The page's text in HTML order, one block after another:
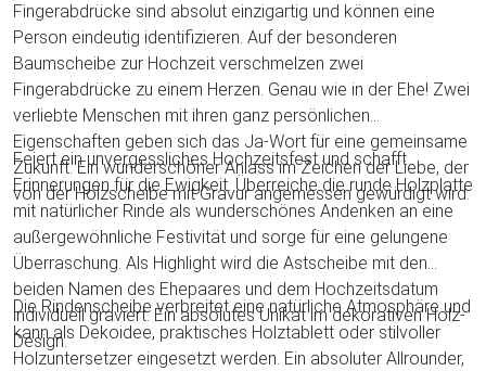
Fingerabdrücke sind absolut einzigartig und können eine
Person eindeutig identifizieren. Auf der besonderen
Baumscheibe zur Hochzeit verschmelzen zwei
Fingerabdrücke zu einem Herzen. Genau wie in der Ehe! Zwei
verliebte Menschen mit ihren ganz persönlichen
Eigenschaften geben sich das Ja-Wort für eine gemeinsame
Zukunft. Ein wunderschöner Anlass im Zeichen der Liebe, der
von der Holzscheibe mit Gravur angemessen gewürdigt wird.
Feiert ein unvergessliches Hochzeitsfest und schafft
Erinnerungen für die Ewigkeit. Überreiche die runde Holzplatte
mit natürlicher Rinde als wunderschönes Andenken an eine
außergewöhnliche Festivität und sorge für eine gelungene
Überraschung. Als Highlight wird die Astscheibe mit den
beiden Namen des Ehepaares und dem Hochzeitsdatum
individuell graviert. Ein absolutes Unikat im dekorativen Holz-
Design.
Die Rindenscheibe verbreitet eine natürliche Atmosphäre und
kann als Dekoidee, praktisches Holztablett oder stilvoller
Holzuntersetzer eingesetzt werden. Ein absoluter Allrounder,